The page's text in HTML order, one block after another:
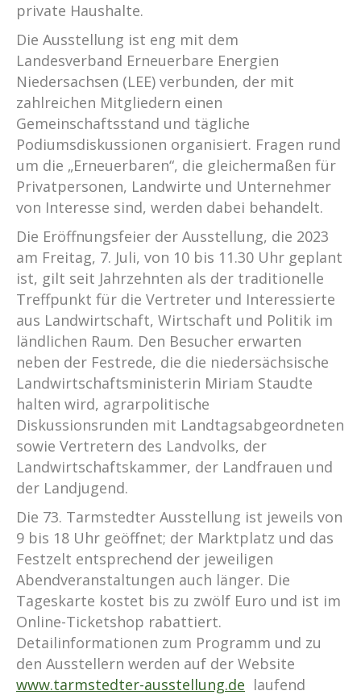
private Haushalte.
Die Ausstellung ist eng mit dem
Landesverband Erneuerbare Energien
Niedersachsen (LEE) verbunden, der mit
zahlreichen Mitgliedern einen
Gemeinschaftsstand und tägliche
Podiumsdiskussionen organisiert. Fragen rund
um die „Erneuerbaren“, die gleichermaßen für
Privatpersonen, Landwirte und Unternehmer
von Interesse sind, werden dabei behandelt.
Die Eröffnungsfeier der Ausstellung, die 2023
am Freitag, 7. Juli, von 10 bis 11.30 Uhr geplant
ist, gilt seit Jahrzehnten als der traditionelle
Treffpunkt für die Vertreter und Interessierte
aus Landwirtschaft, Wirtschaft und Politik im
ländlichen Raum. Den Besucher erwarten
neben der Festrede, die die niedersächsische
Landwirtschaftsministerin Miriam Staudte
halten wird, agrarpolitische
Diskussionsrunden mit Landtagsabgeordneten
sowie Vertretern des Landvolks, der
Landwirtschaftskammer, der Landfrauen und
der Landjugend.
Die 73. Tarmstedter Ausstellung ist jeweils von
9 bis 18 Uhr geöffnet; der Marktplatz und das
Festzelt entsprechend der jeweiligen
Abendveranstaltungen auch länger. Die
Tageskarte kostet bis zu zwölf Euro und ist im
Online-Ticketshop rabattiert.
Detailinformationen zum Programm und zu
den Ausstellern werden auf der Website
www.tarmstedter-ausstellung.de laufend